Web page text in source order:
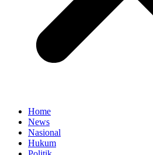
Home
News
Nasional
Hukum